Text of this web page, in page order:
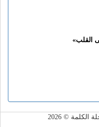
القلب»
© 2026